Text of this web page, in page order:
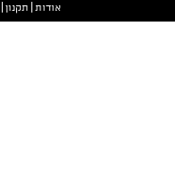
אודות תקנון